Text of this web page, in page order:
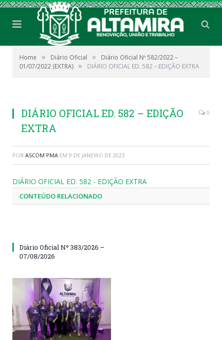
Home » Diário Oficial »
Diário Oficial Nº 582/2022 –
01/07/2022 (EXTRA) » DIÁRIO OFICIAL ED. 582 – EDIÇÃO EXTRA
DIÁRIO OFICIAL ED. 582 – EDIÇÃO
EXTRA
0
POR ASCOM PMA EM 9 DE JANEIRO DE 2023
DIÁRIO OFICIAL ED. 582 - EDIÇÃO EXTRA
CONTEÚDO RELACIONADO
Diário Oficial Nº 383/2026 –
07/08/2026